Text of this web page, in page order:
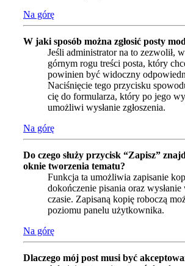
Na górę
W jaki sposób można zgłosić posty
Jeśli administrator na to zezwolił,
górnym rogu treści posta, który
powinien być widoczny
Naciśnięcie tego przycisku
cię do formularza, który po jego
umożliwi wysłanie zgłoszenia.
Na górę
Do czego służy przycisk “Zapisz”
oknie tworzenia tematu?
Funkcja ta umożliwia zapisanie
dokończenie pisania oraz
czasie. Zapisaną kopię roboczą
poziomu panelu użytkownika.
Na górę
Dlaczego mój post musi być